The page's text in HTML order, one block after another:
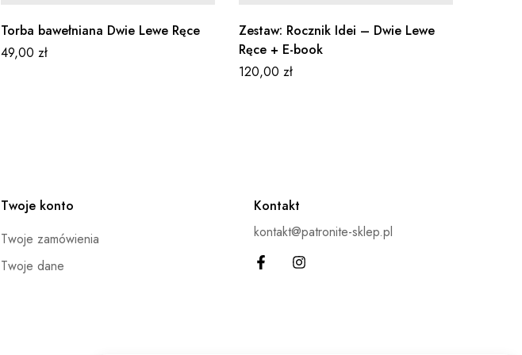
Torba bawełniana Dwie Lewe Ręce
49,00 zł
Zestaw: Rocznik Idei – Dwie Lewe
Ręce + E-book
120,00 zł
Twoje konto
Twoje zamówienia
Twoje dane
Kontakt
kontakt@patronite-sklep.pl